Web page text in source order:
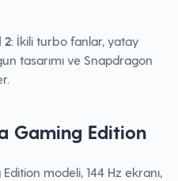
2: İkili turbo fanlar, yatay
tasarımı ve Snapdragon
Gaming Edition
modeli, 144 Hz ekranı,